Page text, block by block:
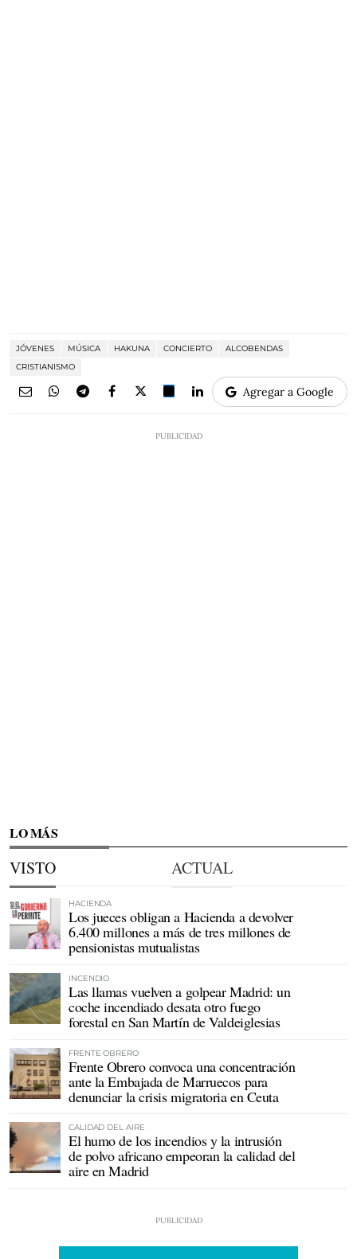
JÓVENES MÚSICA HAKUNA CONCIERTO
ALCOBENDAS
CRISTIANISMO
Agregar a Google
LO MÁS
VISTO ACTUAL
HACIENDA
Los jueces obligan a Hacienda a devolver
6.400 millones a más de tres millones de
pensionistas mutualistas
INCENDIO
Las llamas vuelven a golpear Madrid: un
coche incendiado desata otro fuego
forestal en San Martín de Valdeiglesias
FRENTE OBRERO
Frente Obrero convoca una concentración
ante la Embajada de Marruecos para
denunciar la crisis migratoria en Ceuta
CALIDAD DEL AIRE
El humo de los incendios y la intrusión
de polvo africano empeoran la calidad del
aire en Madrid